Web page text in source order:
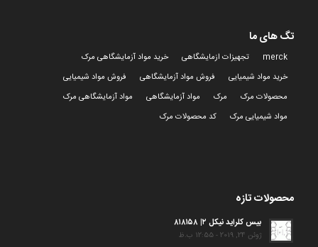
تگ های ما
merck تجهیزات ازمایشگاهی
خرید مواد آزمایشگاهی مرک
خرید مواد شیمیایی
فروش مواد آزمایشگاهی
فروش مواد شیمیایی
محصولات مرک
مرک مواد آزمایشگاهی
مواد آزمایشگاهی مرک
مواد شیمیایی مرک
کد محصولات مرک
محصولات تازه
بیس کلراید نیکل ۲| ۸۱۸۱۵۸
ژوئن 24, 2019 - 12:55 ب.ظ